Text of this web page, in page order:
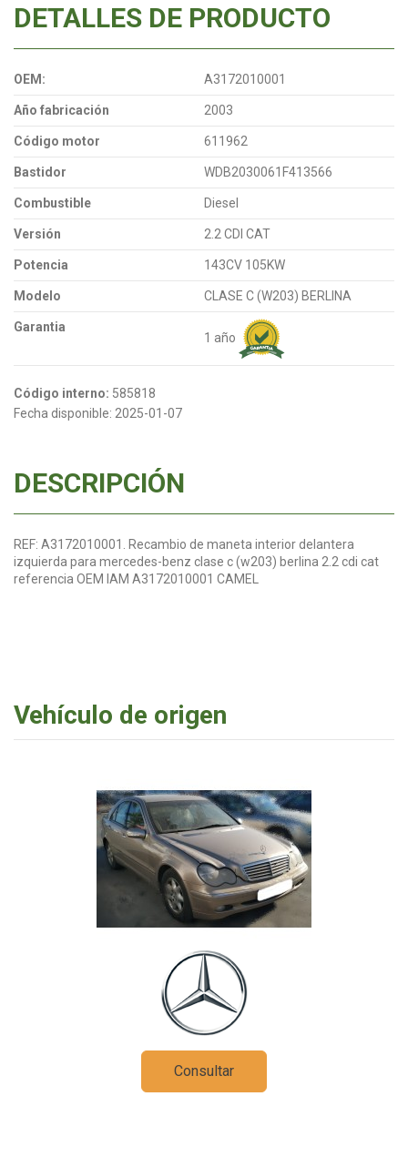
DETALLES DE PRODUCTO
OEM: A3172010001
Año fabricación 2003
Código motor 611962
Bastidor WDB2030061F413566
Combustible Diesel
Versión 2.2 CDI CAT
Potencia 143CV 105KW
Modelo CLASE C (W203) BERLINA
Garantia
1 año
Código interno: 585818
Fecha disponible: 2025-01-07
DESCRIPCIÓN
REF: A3172010001. Recambio de maneta interior delantera
izquierda para mercedes-benz clase c (w203) berlina 2.2 cdi cat
referencia OEM IAM A3172010001 CAMEL
Vehículo de origen
Consultar